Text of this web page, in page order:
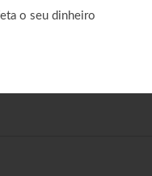
o seu dinheiro